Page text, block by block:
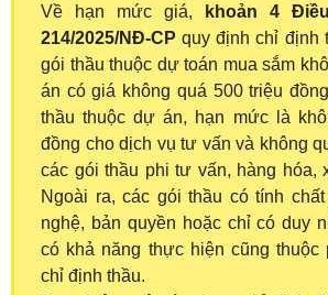
Về hạn mức giá,
khoản 4
214/2025/NĐ-CP quy định chỉ định
gói thầu thuộc dự toán mua sắm
án có giá không quá 500 triệu
thầu thuộc dự án, hạn mức là
đồng cho dịch vụ tư vấn và không
các gói thầu phi tư vấn, hàng hóa,
Ngoài ra, các gói thầu có tính
nghệ, bản quyền hoặc chỉ có duy
có khả năng thực hiện cũng thuộc
chỉ định thầu.